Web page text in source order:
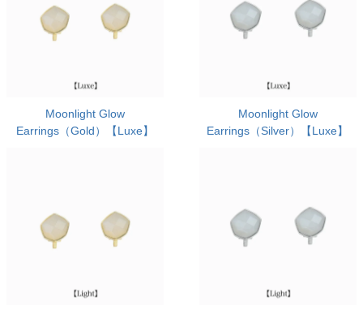
Moonlight Glow
Earrings（Gold）【Luxe】
Moonlight Glow
Earrings（Silver）【Luxe】